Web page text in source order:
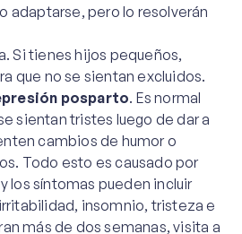
adaptarse, pero lo resolverán
Si tienes hijos pequeños,
que no se sientan excluidos.
posparto. Es normal
sientan tristes luego de dar a
cambios de humor o
Todo esto es causado por
los síntomas pueden incluir
insomnio, tristeza e
más de dos semanas, visita a